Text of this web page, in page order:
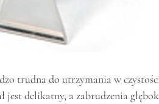
trudna do utrzymania w
jest delikatny, a zabrudzenia